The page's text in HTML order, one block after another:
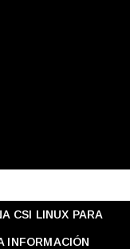
CSI LINUX PARA
INFORMACIÓN